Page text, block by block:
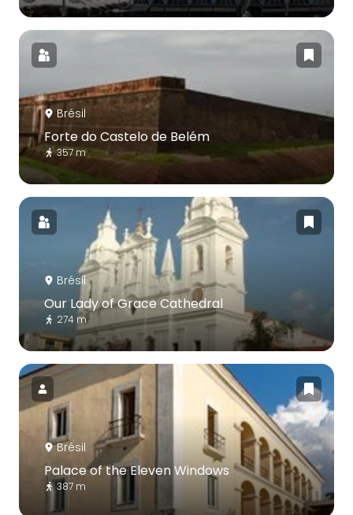
Brésil
Forte do Castelo de Belém
357 m
Brésil
Our Lady of Grace Cathedral
274 m
Brésil
Palace of the Eleven Windows
387 m